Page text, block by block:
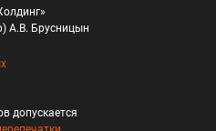
А.В. Брусницын
допускается